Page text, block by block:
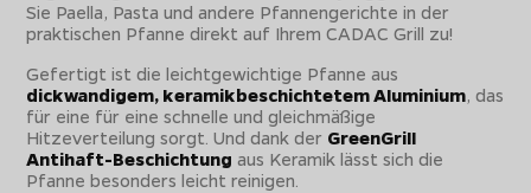
Sie Paella, Pasta und andere Pfannengerichte in der
praktischen Pfanne direkt auf Ihrem CADAC Grill zu!
Gefertigt ist die leichtgewichtige Pfanne aus
dickwandigem, keramikbeschichtetem Aluminium, das
für eine für eine schnelle und gleichmäßige
Hitzeverteilung sorgt. Und dank der GreenGrill
Antihaft-Beschichtung aus Keramik lässt sich die
Pfanne besonders leicht reinigen.